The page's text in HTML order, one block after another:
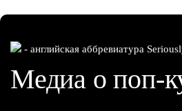
- английская аббревиатура
Медиа о поп-